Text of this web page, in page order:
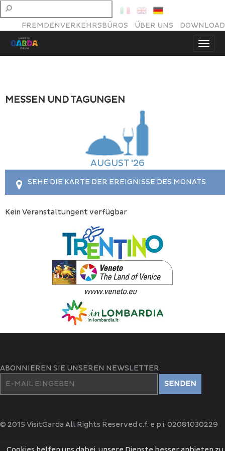
FREMDENVERKEHRSBÜROS ÜBER UNS DOWNLOAD
MESSEN UND TAGUNGEN
AUGUST '26
SEHE DIE KARTE DER EREIGNISSE DES MONATS
Kein Veranstaltungent verfügbar
ABONNIEREN SIE UNSEREN NEWSLETTER
SENDEN
© 2015 VisitGarda All Rights Reserved c.f. e p.i. 02081030229